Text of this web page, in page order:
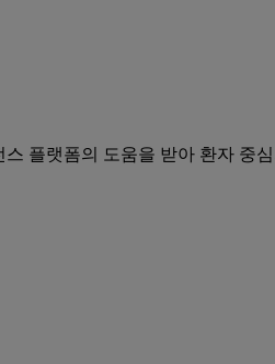
플랫폼의 도움을 받아 환자 중